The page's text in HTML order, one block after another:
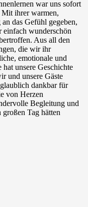
war uns sofort
Mit ihrer warmen,
das Gefühl gegeben,
einfach wunderschön
Aus all den
die wir ihr
emotionale und
unsere Geschichte
und unsere Gäste
dankbar für
von Herzen
Begleitung und
Tag hätten